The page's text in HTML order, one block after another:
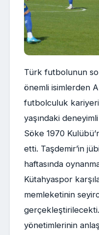
Türk futbolunun
önemli isimlerden
futbolculuk
yaşındaki
Söke 1970
etti. Taşdemir’in
haftasında
Kütahyaspor
memleketinin
yönetimlerinin